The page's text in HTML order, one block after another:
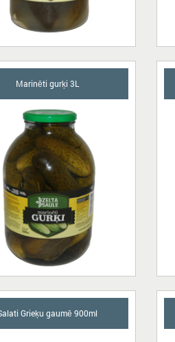
Marinēti gurķi 3L
Grieķu gaumē 900ml